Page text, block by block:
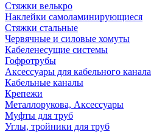
Стяжки велькро
Наклейки самоламинирующиеся
Стяжки стальные
Червячные и силовые хомуты
Кабеленесущие системы
Гофротрубы
Аксессуары для кабельного канала
Кабельные каналы
Крепежи
Металлорукова, Аксессуары
Муфты для труб
Углы, тройники для труб